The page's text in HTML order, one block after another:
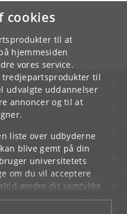
cookies
til at
hjemmesiden
vores service.
til
udvalgte uddannelser
annoncer og til at
liste over udbyderne
blive gemt på din
universitetets
om du vil acceptere
ændre dit samtykke
som du finder i